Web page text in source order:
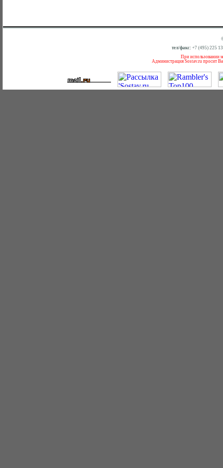
тел/факс: +7 (495) 225
При использовании
Администрация Sostav.ru просит